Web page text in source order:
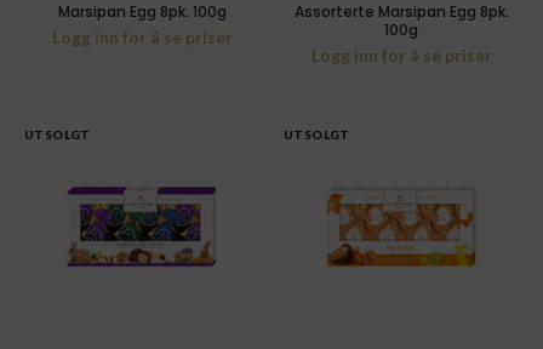
Marsipan Egg 8pk. 100g
Logg inn for å se priser
Assorterte Marsipan Egg 8pk.
100g
Logg inn for å se priser
UTSOLGT UTSOLGT